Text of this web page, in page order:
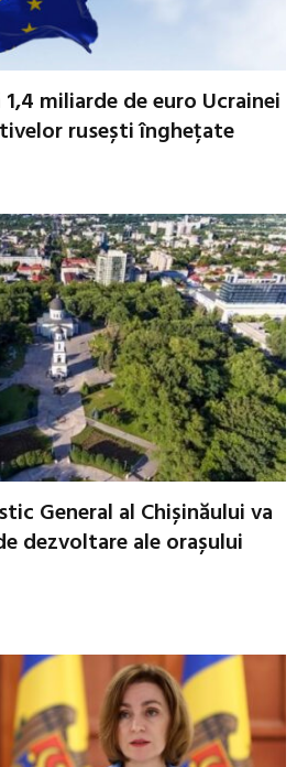
miliarde de euro Ucrainei
rusești înghețate
General al Chișinăului va
dezvoltare ale orașului